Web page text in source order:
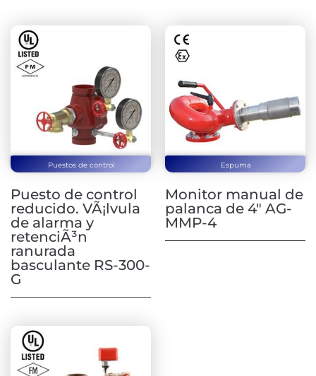
Puestos de control
Puesto de control
reducido. VÃ¡lvula
de alarma y
retenciÃ³n
ranurada
basculante RS-300-
G
Espuma
Monitor manual de
palanca de 4″ AG-
MMP-4